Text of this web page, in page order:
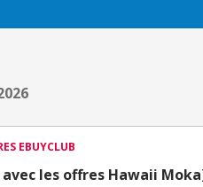
EBUYCLUB
les offres Hawaii